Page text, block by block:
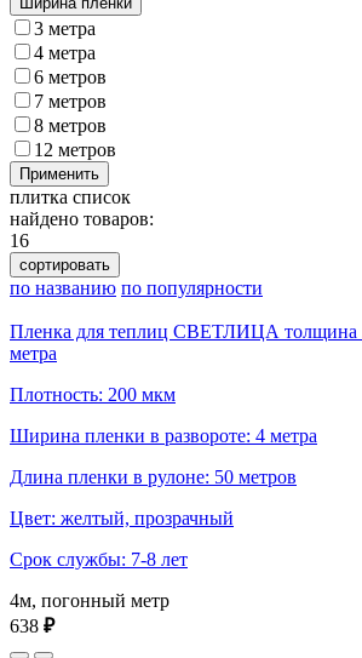
3 метра
4 метра
6 метров
7 метров
8 метров
12 метров
Применить
плитка список
найдено товаров:
16
сортировать
по названию по популярности
Пленка для теплиц СВЕТЛИЦА толщина
метра
Плотность: 200 мкм
Ширина пленки в развороте: 4 метра
Длина пленки в рулоне: 50 метров
Цвет: желтый, прозрачный
Срок службы: 7-8 лет
4м, погонный метр
638 ₽